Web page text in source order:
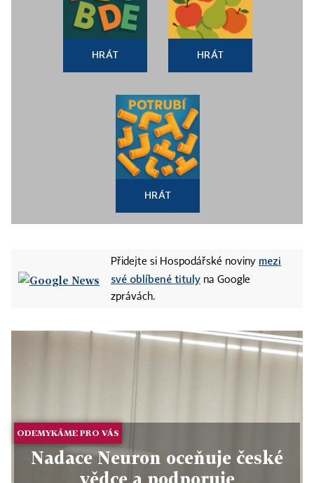
HRÁT HRÁT
HRÁT
Přidejte si Hospodářské noviny mezi
své oblíbené tituly na Google
zprávách.
ODEMYKÁME PRO VÁS
Nadace Neuron oceňuje české
vědce a podporuje